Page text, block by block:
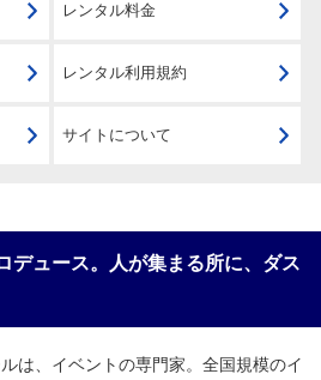
レンタル料金
レンタル利用規約
サイトについて
デュース。人が集まる所に、ダス
は、イベントの専門家。全国規模のイ